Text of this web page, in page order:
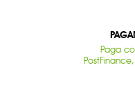
Paga